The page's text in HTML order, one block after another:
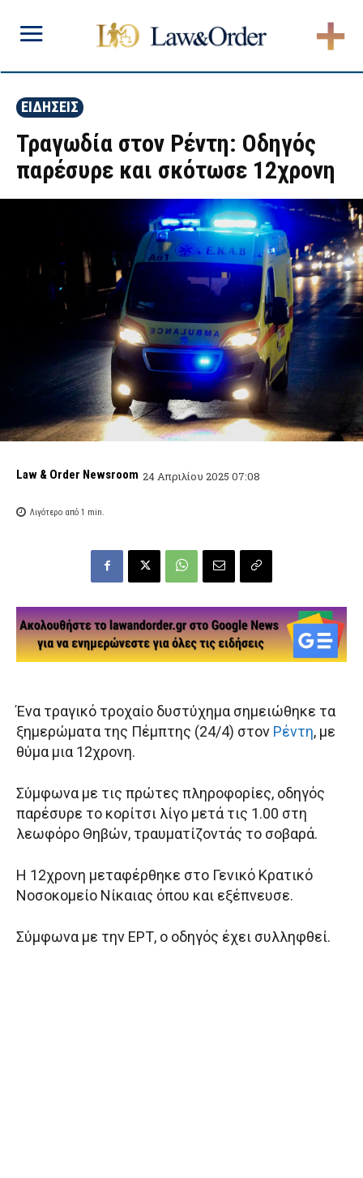
ΕΙΔΗΣΕΙΣ
Τραγωδία στον Ρέντη: Οδηγός
παρέσυρε και σκότωσε 12χρονη
Law & Order Newsroom 24 Απριλίου 2025 07:08
Λιγότερο από 1 min.
Ένα τραγικό τροχαίο δυστύχημα σημειώθηκε τα
ξημερώματα της Πέμπτης (24/4) στον Ρέντη, με
θύμα μια 12χρονη.
Σύμφωνα με τις πρώτες πληροφορίες, οδηγός
παρέσυρε το κορίτσι λίγο μετά τις 1.00 στη
λεωφόρο Θηβών, τραυματίζοντάς το σοβαρά.
H 12χρονη μεταφέρθηκε στο Γενικό Κρατικό
Νοσοκομείο Νίκαιας όπου και εξέπνευσε.
Σύμφωνα με την ΕΡΤ, ο οδηγός έχει συλληφθεί.